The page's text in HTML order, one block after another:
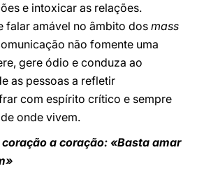
e intoxicar as relações.
falar amável no âmbito dos mass
não fomente uma
gere ódio e conduza ao
as pessoas a refletir
com espírito crítico e sempre
onde vivem.
a coração: «Basta amar